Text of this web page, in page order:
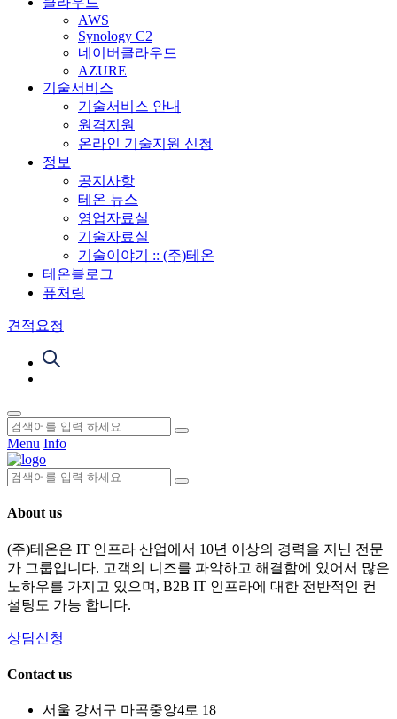
AWS
Synology C2
네이버클라우드
AZURE
기술서비스
기술서비스 안내
원격지원
온라인 기술지원 신청
정보
공지사항
테온 뉴스
영업자료실
기술자료실
기술이야기 :: (주)테온
테온블로그
퓨처링
견적요청
Menu Info
About us
(주)테온은 IT 인프라 산업에서 10년 이상의 경력을 지닌 전문
가 그룹입니다. 고객의 니즈를 파악하고 해결함에 있어서 많은
노하우를 가지고 있으며, B2B IT 인프라에 대한 전반적인 컨
설팅도 가능 합니다.
상담신청
Contact us
서울 강서구 마곡중앙4로 18